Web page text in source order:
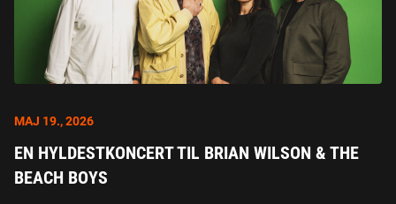
MAJ 19., 2026
EN HYLDESTKONCERT TIL BRIAN WILSON & THE
BEACH BOYS